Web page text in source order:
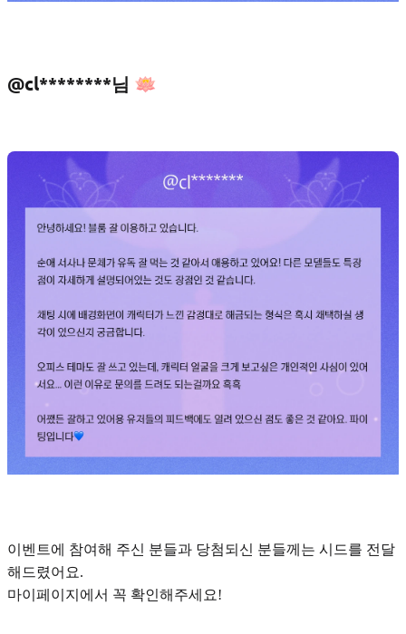
@cl********님 🪷
이벤트에 참여해 주신 분들과 당첨되신 분들께는 시드를 전달
해드렸어요.
마이페이지에서 꼭 확인해주세요!